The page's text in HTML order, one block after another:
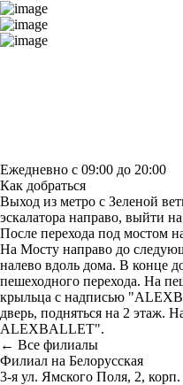
Ежедневно с 09:00 до 20:00
Как добраться
Выход из метро с Зеленой
эскалатора направо, выйти
После перехода под мостом
На Мосту направо до
налево вдоль дома. В конце
пешеходного перехода. На
крыльца с надписью
дверь, подняться на 2 этаж.
ALEXBALLET".
← Все филиалы
Филиал на Белорусская
3-я ул. Ямского Поля, 2, корп.